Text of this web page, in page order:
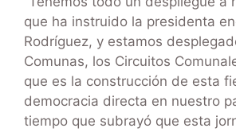
que ha instruido la presidenta
Rodríguez, y estamos
Comunas, los Circuitos
que es la construcción de esta
democracia directa en nuestro
tiempo que subrayó que esta